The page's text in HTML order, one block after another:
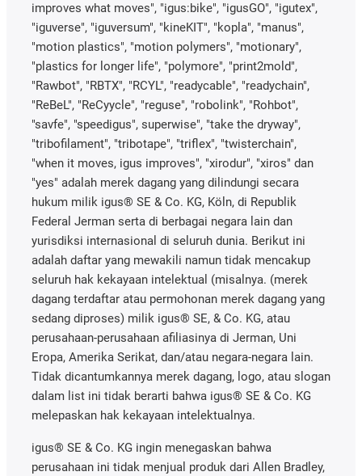
improves what moves", "igus:bike", "igusGO", "igutex",
"iguverse", "iguversum", "kineKIT", "kopla", "manus",
"motion plastics", "motion polymers", "motionary",
"plastics for longer life", "polymore", "print2mold",
"Rawbot", "RBTX", "RCYL", "readycable", "readychain",
"ReBeL", "ReCyycle", "reguse", "robolink", "Rohbot",
"savfe", "speedigus", superwise", "take the dryway",
"tribofilament", "tribotape", "triflex", "twisterchain",
"when it moves, igus improves", "xirodur", "xiros" dan
"yes" adalah merek dagang yang dilindungi secara
hukum milik igus® SE & Co. KG, Köln, di Republik
Federal Jerman serta di berbagai negara lain dan
yurisdiksi internasional di seluruh dunia. Berikut ini
adalah daftar yang mewakili namun tidak mencakup
seluruh hak kekayaan intelektual (misalnya. (merek
dagang terdaftar atau permohonan merek dagang yang
sedang diproses) milik igus® SE, & Co. KG, atau
perusahaan-perusahaan afiliasinya di Jerman, Uni
Eropa, Amerika Serikat, dan/atau negara-negara lain.
Tidak dicantumkannya merek dagang, logo, atau slogan
dalam list ini tidak berarti bahwa igus® SE & Co. KG
melepaskan hak kekayaan intelektualnya.
igus® SE & Co. KG ingin menegaskan bahwa
perusahaan ini tidak menjual produk dari Allen Bradley,